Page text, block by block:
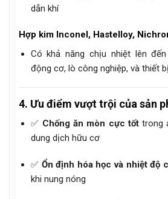
dẫn khí
Hợp kim Inconel, Hastelloy,
Có khả năng chịu nhiệt lên đến
động cơ, lò công nghiệp, và thiết
4. Ưu điểm vượt trội của sản
✅ Chống ăn mòn cực tốttrong
dung dịch hữu cơ
✅ Ổn định hóa học và nhiệt độ
khi nung nóng